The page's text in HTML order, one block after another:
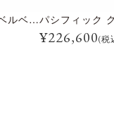
パシフィック ブルー（ベルベデーレ）
¥226,600(税